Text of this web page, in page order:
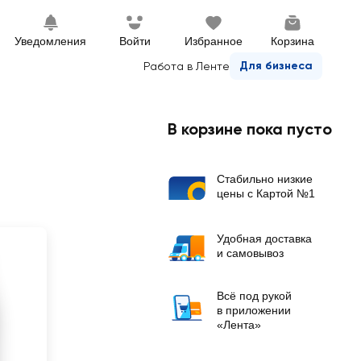
Уведомления Войти Избранное
Корзина
Работа в Ленте
Для бизнеса
В корзине пока пусто
Стабильно низкие
цены с Картой №1
Удобная доставка
и самовывоз
Всё под рукой
в приложении
«Лента»